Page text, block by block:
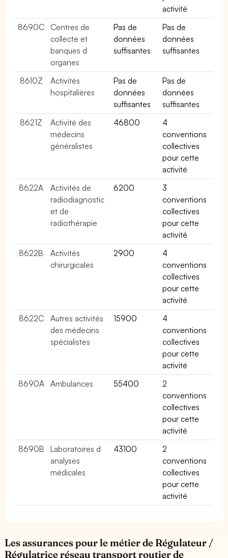
activité
8690C
Centres de
collecte et
banques d
organes
Pas de
données
suffisantes
Pas de
données
suffisantes
8610Z
Activités
hospitalières
Pas de
données
suffisantes
Pas de
données
suffisantes
8621Z
Activité des
médecins
généralistes
46800
4
conventions
collectives
pour cette
activité
8622A
Activités de
radiodiagnostic
et de
radiothérapie
6200
3
conventions
collectives
pour cette
activité
8622B
Activités
chirurgicales
2900
4
conventions
collectives
pour cette
activité
8622C
Autres activités
des médecins
spécialistes
15900
4
conventions
collectives
pour cette
activité
8690A
Ambulances 55400
2
conventions
collectives
pour cette
activité
8690B
Laboratoires d
analyses
médicales
43100
2
conventions
collectives
pour cette
activité
Les assurances pour le métier de Régulateur /
Régulatrice réseau transport routier de